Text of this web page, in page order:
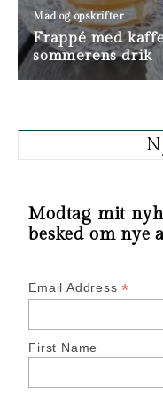
Modtag mit
besked om nye
Email Address*
First Name